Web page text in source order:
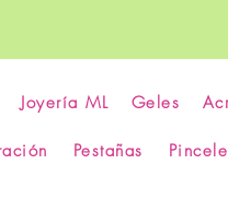
Joyería ML Geles
Pestañas